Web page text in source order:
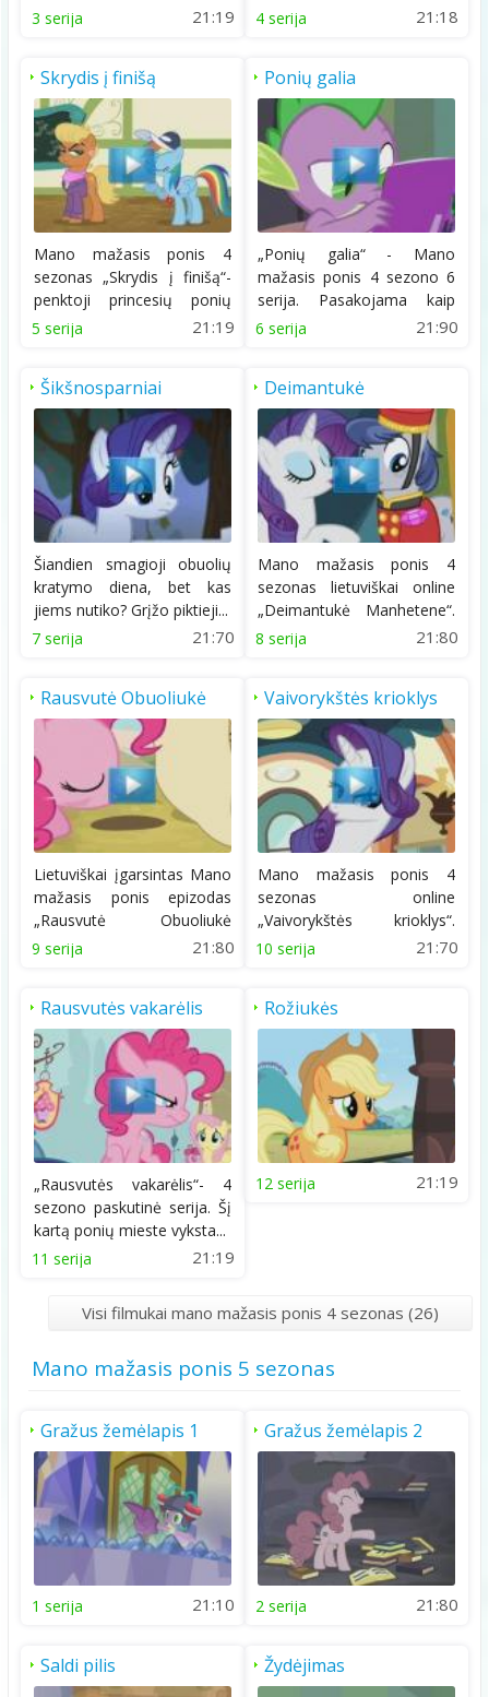
princeses...
3 serija 21:19 Liko trys...
4 serija 21:18
Skrydis į finišą
Mano mažasis ponis 4
sezonas „Skrydis į finišą“-
penktoji princesių ponių
serija. Šį...
5 serija 21:19
Ponių galia
„Ponių galia“ - Mano
mažasis ponis 4 sezono 6
serija. Pasakojama kaip
princesės poniukės...
6 serija 21:90
Šikšnosparniai
Šiandien smagioji obuolių
kratymo diena, bet kas
jiems nutiko? Grįžo piktieji...
7 serija
21:70
Deimantukė
manhetene
Mano mažasis ponis 4
sezonas lietuviškai online
„Deimantukė Manhetene“.
Deimantukė...
8 serija 21:80
Rausvutė Obuoliukė
Pyragė
Lietuviškai įgarsintas Mano
mažasis ponis epizodas
„Rausvutė Obuoliukė
Pyragė“. Ši...
9 serija 21:80
Vaivorykštės krioklys
Mano mažasis ponis 4
sezonas online
„Vaivorykštės krioklys“.
Pasakojama apie ponių...
10 serija 21:70
Rausvutės vakarėlis
„Rausvutės vakarėlis“- 4
sezono paskutinė serija. Šį
kartą ponių mieste vyksta...
11 serija
21:19
Rožiukės
pasididžiavimas
12 serija 21:19
Visi filmukai mano mažasis ponis 4 sezonas (26)
Mano mažasis ponis 5 sezonas
Gražus žemėlapis 1
1 serija 21:10
Gražus žemėlapis 2
2 serija 21:80
Saldi pilis Žydėjimas